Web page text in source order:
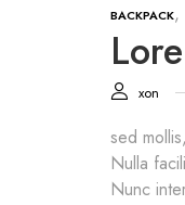
BACKPACK,
xon
sed
Nulla
Nunc